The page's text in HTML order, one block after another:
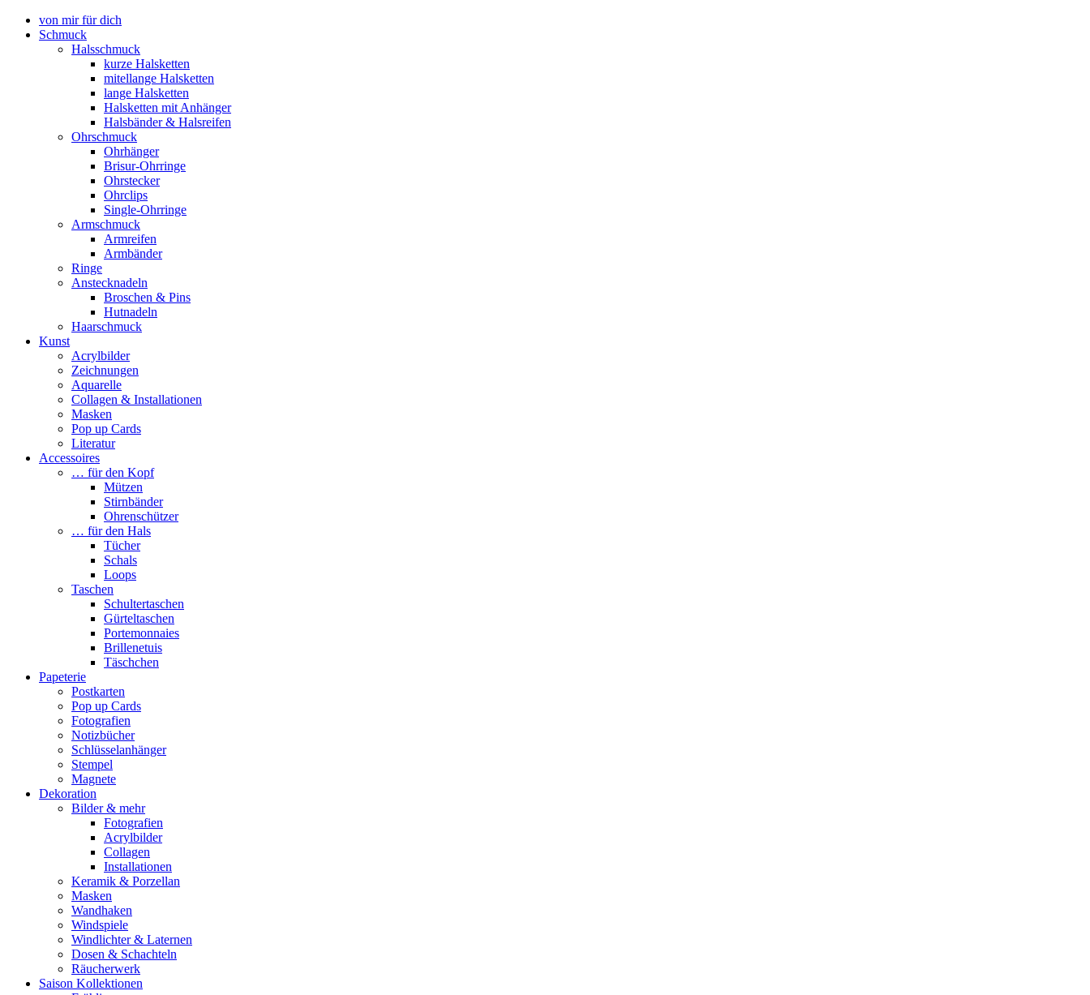
von mir für dich
Schmuck
Halsschmuck
kurze Halsketten
mitellange Halsketten
lange Halsketten
Halsketten mit Anhänger
Halsbänder & Halsreifen
Ohrschmuck
Ohrhänger
Brisur-Ohrringe
Ohrstecker
Ohrclips
Single-Ohrringe
Armschmuck
Armreifen
Armbänder
Ringe
Anstecknadeln
Broschen & Pins
Hutnadeln
Haarschmuck
Kunst
Acrylbilder
Zeichnungen
Aquarelle
Collagen & Installationen
Masken
Pop up Cards
Literatur
Accessoires
… für den Kopf
Mützen
Stirnbänder
Ohrenschützer
… für den Hals
Tücher
Schals
Loops
Taschen
Schultertaschen
Gürteltaschen
Portemonnaies
Brillenetuis
Täschchen
Papeterie
Postkarten
Pop up Cards
Fotografien
Notizbücher
Schlüsselanhänger
Stempel
Magnete
Dekoration
Bilder & mehr
Fotografien
Acrylbilder
Collagen
Installationen
Keramik & Porzellan
Masken
Wandhaken
Windspiele
Windlichter & Laternen
Dosen & Schachteln
Räucherwerk
Saison Kollektionen